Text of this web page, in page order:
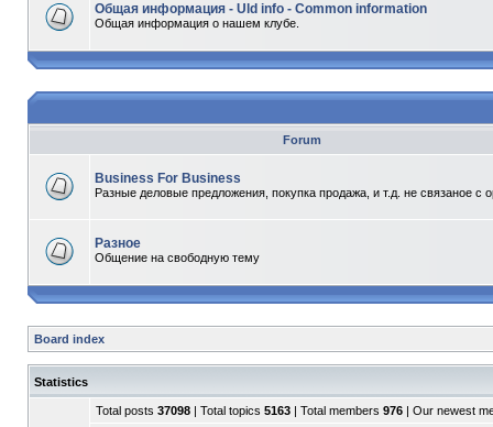
Общая информация - Uld info - Common information
Общая информация о нашем клубе.
Forum
Business For Business
Разные деловые предложения, покупка продажа, и т.д. не связаное с
Разное
Общение на свободную тему
Board index
Statistics
Total posts 37098 | Total topics 5163 | Total members 976 | Our newest